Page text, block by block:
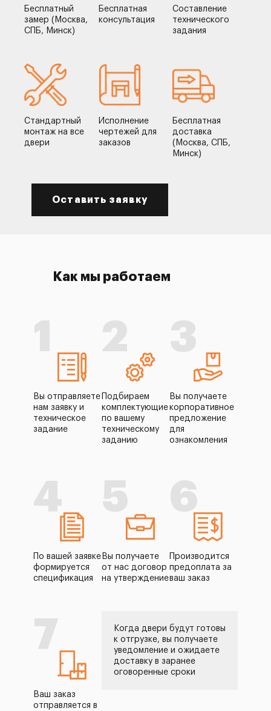
Бесплатный
замер (Москва,
СПБ, Минск)
Бесплатная
консультация
Составление
технического
задания
Стандартный
монтаж на все
двери
Исполнение
чертежей для
заказов
Бесплатная
доставка
(Москва, СПБ,
Минск)
Оставить заявку
Как мы работаем
1
Вы отправляете
нам заявку и
техническое
задание
2
Подбираем
комплектующие
по вашему
техническому
заданию
3
Вы получаете
корпоративное
предложение
для
ознакомления
4
По вашей заявке
формируется
спецификация
5
Вы получаете
от нас договор
на утверждение
6
Производится
предоплата за
ваш заказ
7
Ваш заказ
отправляется в
Когда двери будут готовы
к отгрузке, вы получаете
уведомление и ожидаете
доставку в заранее
оговоренные сроки